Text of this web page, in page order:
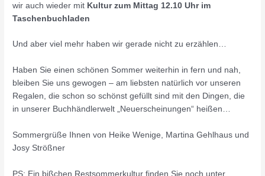
wir auch wieder mit Kultur zum Mittag 12.10 Uhr im
Taschenbuchladen
Und aber viel mehr haben wir gerade nicht zu erzählen…
Haben Sie einen schönen Sommer weiterhin in fern und nah,
bleiben Sie uns gewogen – am liebsten natürlich vor unseren
Regalen, die schon so schönst gefüllt sind mit den Dingen, die
in unserer Buchhändlerwelt „Neuerscheinungen“ heißen…
Sommergrüße Ihnen von Heike Wenige, Martina Gehlhaus und
Josy Strößner
PS: Ein bißchen Restsommerkultur finden Sie noch unter